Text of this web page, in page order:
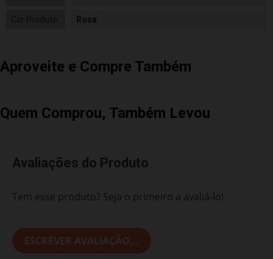
Rosa
Aproveite e Compre Também
Quem Comprou, Também Levou
Avaliações do Produto
Tem esse produto? Seja o primeiro a avaliá-lo!
ESCREVER AVALIAÇÃO...